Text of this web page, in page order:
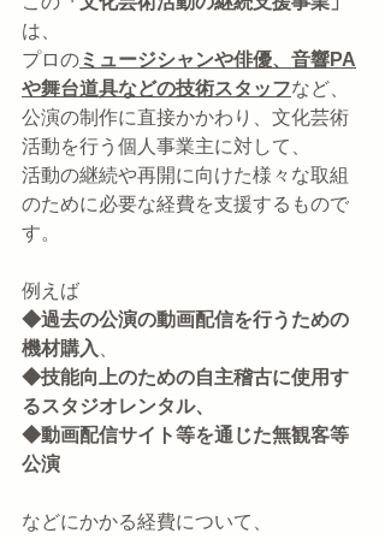
は、
プロのミュージシャンや俳優、音響PA
や舞台道具などの技術スタッフなど、
公演の制作に直接かかわり、文化芸術
活動を行う個人事業主に対して、
活動の継続や再開に向けた様々な取組
のために必要な経費を支援するもので
す。
例えば
◆過去の公演の動画配信を行うための
機材購入
◆技能向上のための自主稽古に使用す
るスタジオレンタル、
◆動画配信サイト等を通じた無観客等
公演
などにかかる経費について、